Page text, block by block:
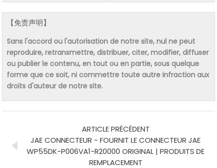
【免责声明】
Sans l'accord ou l'autorisation de notre site, nul ne peut
reproduire, retransmettre, distribuer, citer, modifier, diffuser
ou publier le contenu, en tout ou en partie, sous quelque
forme que ce soit, ni commettre toute autre infraction aux
droits d'auteur de notre site.
ARTICLE PRÉCÉDENT
JAE CONNECTEUR - FOURNIT LE CONNECTEUR JAE
WP55DK-P006VA1-R20000 ORIGINAL | PRODUITS DE
REMPLACEMENT